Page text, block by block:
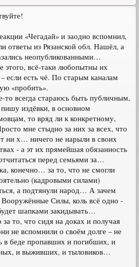
«Чегадай» и заодно вспомнил,
ответы из Рязанской обл. Нашёл, а
неопубликованными…
этого, всё-таки любопытны их
если есть чё. По старым каналам
«пробить».
то всегда стараюсь быть публичным,
пишу издёвки, в основном
то вряд ли к конкретному,
мне стыдно за них за всех, что
ни х… ничего не нарыли в своих
- а эт их прямейшая обязанность
перед семьями за…
конечно… за то, что не смогли
(кадровыми силами)
а подтянули народ… А зачем
Вооружённые Силы, коль всё одно -
шапками закидывать…
то, что сидя на доках и получая
не вспомнили о своём долге – не
в беде пропавших и погибших, и
и выживших, и тыловиков…